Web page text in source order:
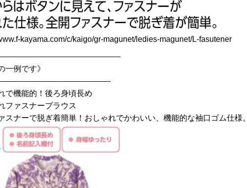
kayama.com/c/kaigo/gr-magunet/ledies-magunet/L-fasutener
一例です》
で機能的！後ろ身頃長め
ファスナーブラウス
スナーで脱ぎ着簡単！おしゃれでかわいい、機能的な袖口ゴム仕様。